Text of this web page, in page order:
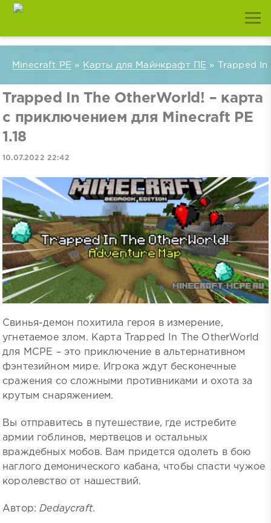
Minecraft PE » Карты для Майнкрафт ПЕ » Trapped In
Trapped In The OtherWorld! – карта
с приключением для Minecraft PE
1.18
10.07.2022 22:42
Свинья-демон похитила героя в измерение,
угнетаемое злом. Карта Trapped In The OtherWorld
для MCPE – это приключение в альтернативном
фэнтезийном мире. Игрока ждут бесконечные
сражения со сложными противниками и охота за
крутым снаряжением.
Вы отправитесь в путешествие, где истребите
армии гоблинов, мертвецов и остальных
враждебных мобов. Вам придется одолеть в бою
наглого демонического кабана, чтобы спасти чужое
королевство от нашествий.
Автор:Dedaycraft.